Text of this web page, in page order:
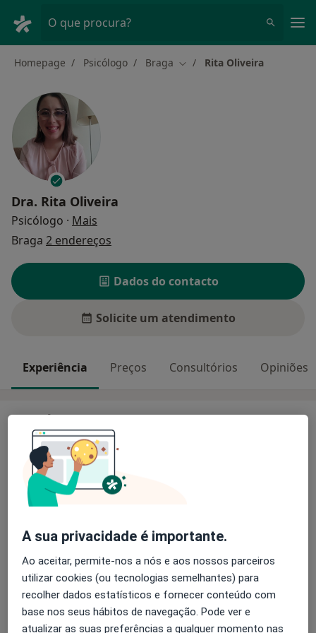
O que procura?
Homepage Psicólogo Braga Mudar de cidade
Rita Oliveira
Dra. Rita Oliveira
Psicólogo · Mais
Braga 2 endereços
Dados do contacto
Solicite um atendimento
Experiência Preços Consultórios Opiniões
Experiência
A minha especialização é em psicologia positiva,
nomeadamente em intervenções com forças de
carácter e no desenvolvimento do flow no trabalho e
na vida em geral. A minha experiência é com pessoa
em processos de separação, desemprego, transição
de carreira, empreendedorismo, mudança geográfica,
que experienciam medo e ansiedade. A minha
conquista é o aumento do autoconhecimento, clareza
e do bem-estar nos meus clientes.
mais Sobre mim
Principais doenças tratadas
Ansiedade Da Separação
Estresse
Transtornos De Estresse
Ataque de pânico
A sua privacidade é importante.
Ao aceitar, permite-nos a nós e aos nossos parceiros
utilizar cookies (ou tecnologias semelhantes) para
recolher dados estatísticos e fornecer conteúdo com
base nos seus hábitos de navegação. Pode ver e
atualizar as suas preferências a qualquer momento nas